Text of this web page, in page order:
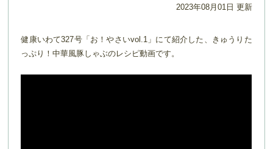
2023年08月01日 更新
健康いわて327号「お！やさいvol.1」にて紹介した、きゅうりた
っぷり！中華風豚しゃぶのレシピ動画です。